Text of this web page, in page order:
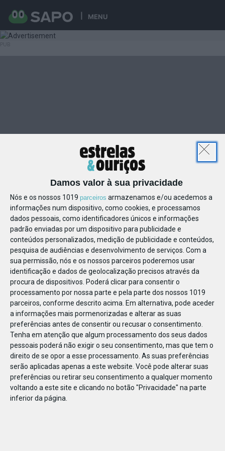
MENU
Damos valor à sua privacidade
Nós e os nossos 1019 parceiros armazenamos e/ou acedemos a
informações num dispositivo, como cookies, e processamos
dados pessoais, como identificadores únicos e informações
padrão enviadas por um dispositivo para publicidade e
conteúdos personalizados, medição de publicidade e conteúdos,
pesquisa de audiências e desenvolvimento de serviços. Com a
sua permissão, nós e os nossos parceiros poderemos usar
identificação e dados de geolocalização precisos através da
procura de dispositivos. Poderá clicar para consentir o
processamento por nossa parte e pela parte dos nossos 1019
parceiros, conforme descrito acima. Em alternativa, pode aceder
a informações mais pormenorizadas e alterar as suas
preferências antes de consentir ou recusar o consentimento.
Tenha em atenção que algum processamento dos seus dados
pessoais poderá não exigir o seu consentimento, mas que tem o
direito de se opor a esse processamento. As suas preferências
serão aplicadas apenas a este website. Você pode alterar suas
preferências ou retirar seu consentimento a qualquer momento
voltando a este site e clicando no botão "Privacidade" na parte
inferior da página.
833401079781758